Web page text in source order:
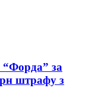
“Форда” за
штрафу з